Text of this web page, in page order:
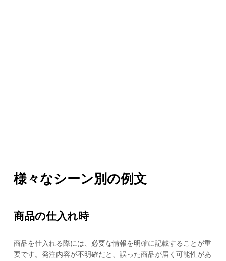
様々なシーン別の例文
商品の仕入れ時
商品を仕入れる際には、必要な情報を明確に記載することが重
要です。発注内容が不明確だと、誤った商品が届く可能性があ